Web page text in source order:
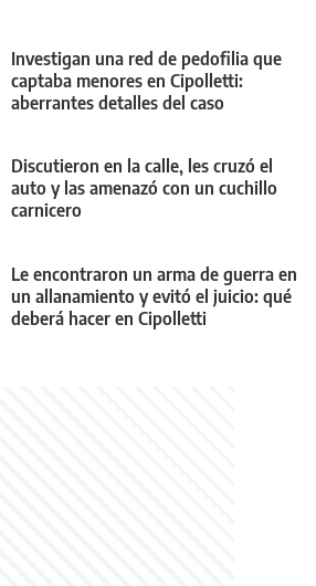
Investigan una red de pedofilia que
captaba menores en Cipolletti:
aberrantes detalles del caso
Discutieron en la calle, les cruzó el
auto y las amenazó con un cuchillo
carnicero
Le encontraron un arma de guerra en
un allanamiento y evitó el juicio: qué
deberá hacer en Cipolletti